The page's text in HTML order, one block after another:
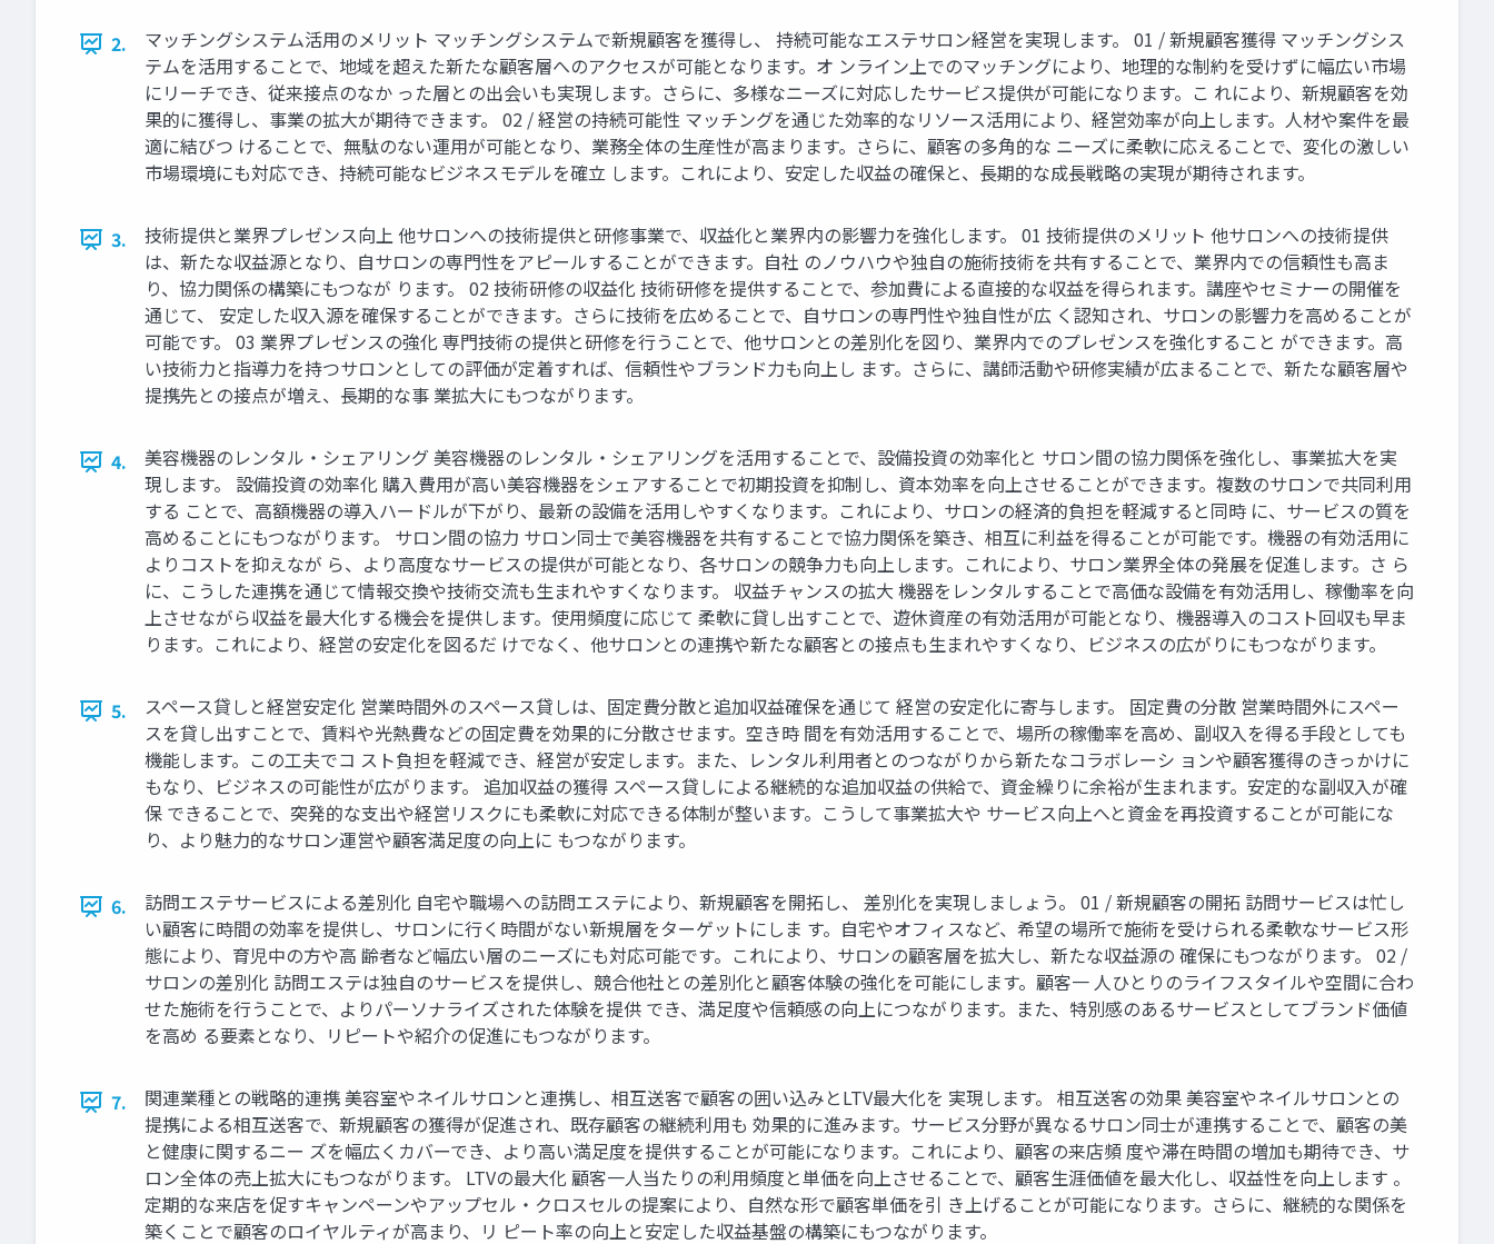
2.
マッチングシステム活用のメリット マッチングシステムで新規顧客を獲得し、 持続可能なエステサロン経営を実現します。 01 / 新規顧客獲得 マッチングシス
テムを活用することで、地域を超えた新たな顧客層へのアクセスが可能となります。オ ンライン上でのマッチングにより、地理的な制約を受けずに幅広い市場
にリーチでき、従来接点のなか った層との出会いも実現します。さらに、多様なニーズに対応したサービス提供が可能になります。こ れにより、新規顧客を効
果的に獲得し、事業の拡大が期待できます。 02 / 経営の持続可能性 マッチングを通じた効率的なリソース活用により、経営効率が向上します。人材や案件を最
適に結びつ けることで、無駄のない運用が可能となり、業務全体の生産性が高まります。さらに、顧客の多角的な ニーズに柔軟に応えることで、変化の激しい
市場環境にも対応でき、持続可能なビジネスモデルを確立 します。これにより、安定した収益の確保と、長期的な成長戦略の実現が期待されます。
3.
技術提供と業界プレゼンス向上 他サロンへの技術提供と研修事業で、収益化と業界内の影響力を強化します。 01 技術提供のメリット 他サロンへの技術提供
は、新たな収益源となり、自サロンの専門性をアピールすることができます。自社 のノウハウや独自の施術技術を共有することで、業界内での信頼性も高ま
り、協力関係の構築にもつなが ります。 02 技術研修の収益化 技術研修を提供することで、参加費による直接的な収益を得られます。講座やセミナーの開催を
通じて、 安定した収入源を確保することができます。さらに技術を広めることで、自サロンの専門性や独自性が広 く認知され、サロンの影響力を高めることが
可能です。 03 業界プレゼンスの強化 専門技術の提供と研修を行うことで、他サロンとの差別化を図り、業界内でのプレゼンスを強化すること ができます。高
い技術力と指導力を持つサロンとしての評価が定着すれば、信頼性やブランド力も向上し ます。さらに、講師活動や研修実績が広まることで、新たな顧客層や
提携先との接点が増え、長期的な事 業拡大にもつながります。
4.
美容機器のレンタル・シェアリング 美容機器のレンタル・シェアリングを活用することで、設備投資の効率化と サロン間の協力関係を強化し、事業拡大を実
現します。 設備投資の効率化 購入費用が高い美容機器をシェアすることで初期投資を抑制し、資本効率を向上させることができます。複数のサロンで共同利用
する ことで、高額機器の導入ハードルが下がり、最新の設備を活用しやすくなります。これにより、サロンの経済的負担を軽減すると同時 に、サービスの質を
高めることにもつながります。 サロン間の協力 サロン同士で美容機器を共有することで協力関係を築き、相互に利益を得ることが可能です。機器の有効活用に
よりコストを抑えなが ら、より高度なサービスの提供が可能となり、各サロンの競争力も向上します。これにより、サロン業界全体の発展を促進します。さ ら
に、こうした連携を通じて情報交換や技術交流も生まれやすくなります。 収益チャンスの拡大 機器をレンタルすることで高価な設備を有効活用し、稼働率を向
上させながら収益を最大化する機会を提供します。使用頻度に応じて 柔軟に貸し出すことで、遊休資産の有効活用が可能となり、機器導入のコスト回収も早ま
ります。これにより、経営の安定化を図るだ けでなく、他サロンとの連携や新たな顧客との接点も生まれやすくなり、ビジネスの広がりにもつながります。
5.
スペース貸しと経営安定化 営業時間外のスペース貸しは、固定費分散と追加収益確保を通じて 経営の安定化に寄与します。 固定費の分散 営業時間外にスペー
スを貸し出すことで、賃料や光熱費などの固定費を効果的に分散させます。空き時 間を有効活用することで、場所の稼働率を高め、副収入を得る手段としても
機能します。この工夫でコ スト負担を軽減でき、経営が安定します。また、レンタル利用者とのつながりから新たなコラボレーシ ョンや顧客獲得のきっかけに
もなり、ビジネスの可能性が広がります。 追加収益の獲得 スペース貸しによる継続的な追加収益の供給で、資金繰りに余裕が生まれます。安定的な副収入が確
保 できることで、突発的な支出や経営リスクにも柔軟に対応できる体制が整います。こうして事業拡大や サービス向上へと資金を再投資することが可能にな
り、より魅力的なサロン運営や顧客満足度の向上に もつながります。
6.
訪問エステサービスによる差別化 自宅や職場への訪問エステにより、新規顧客を開拓し、 差別化を実現しましょう。 01 / 新規顧客の開拓 訪問サービスは忙し
い顧客に時間の効率を提供し、サロンに行く時間がない新規層をターゲットにしま す。自宅やオフィスなど、希望の場所で施術を受けられる柔軟なサービス形
態により、育児中の方や高 齢者など幅広い層のニーズにも対応可能です。これにより、サロンの顧客層を拡大し、新たな収益源の 確保にもつながります。 02 /
サロンの差別化 訪問エステは独自のサービスを提供し、競合他社との差別化と顧客体験の強化を可能にします。顧客一 人ひとりのライフスタイルや空間に合わ
せた施術を行うことで、よりパーソナライズされた体験を提供 でき、満足度や信頼感の向上につながります。また、特別感のあるサービスとしてブランド価値
を高め る要素となり、リピートや紹介の促進にもつながります。
7.
関連業種との戦略的連携 美容室やネイルサロンと連携し、相互送客で顧客の囲い込みとLTV最大化を 実現します。 相互送客の効果 美容室やネイルサロンとの
提携による相互送客で、新規顧客の獲得が促進され、既存顧客の継続利用も 効果的に進みます。サービス分野が異なるサロン同士が連携することで、顧客の美
と健康に関するニー ズを幅広くカバーでき、より高い満足度を提供することが可能になります。これにより、顧客の来店頻 度や滞在時間の増加も期待でき、サ
ロン全体の売上拡大にもつながります。 LTVの最大化 顧客一人当たりの利用頻度と単価を向上させることで、顧客生涯価値を最大化し、収益性を向上します 。
定期的な来店を促すキャンペーンやアップセル・クロスセルの提案により、自然な形で顧客単価を引 き上げることが可能になります。さらに、継続的な関係を
築くことで顧客のロイヤルティが高まり、リ ピート率の向上と安定した収益基盤の構築にもつながります。